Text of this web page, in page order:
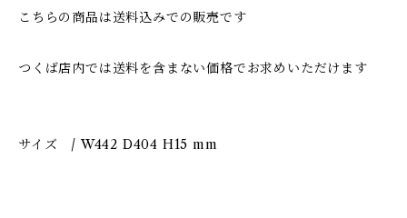
こちらの商品は送料込みでの販売です
つくば店内では送料を含まない価格でお求めいただけます
サイズ / W442 D404 H15 mm